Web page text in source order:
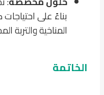
بناءً على
المناخية والتربة
الخاتمة